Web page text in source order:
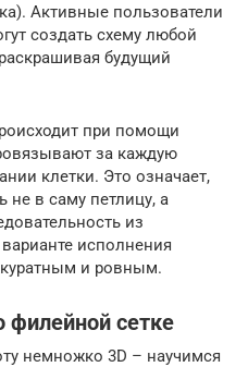
Активные пользователи
создать схему любой
будущий
при помощи
за каждую
клетки. Это означает,
не в саму петлицу, а
из
исполнения
и ровным.
филейной сетке
немножко 3D – научимся